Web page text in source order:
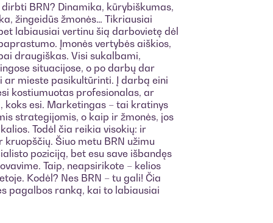
BRN? Dinamika, kūrybiškumas,
žingeidūs žmonės… Tikriausiai
labiausiai vertinu šią darbovietę dėl
Įmonės vertybės aiškios,
draugiškas. Visi sukalbami,
situacijose, o po darbų dar
ar mieste pasikultūrinti. Į darbą eini
kostiumuotas profesionalas, ar
koks esi. Marketingas – tai kratinys
strategijomis, o kaip ir žmonės, jos
Todėl čia reikia visokių: ir
Šiuo metu BRN užimu
poziciją, bet esu save išbandęs
Taip, neapsirikote – kelios
Kodėl? Nes BRN – tu gali! Čia
pagalbos ranką, kai to labiausiai